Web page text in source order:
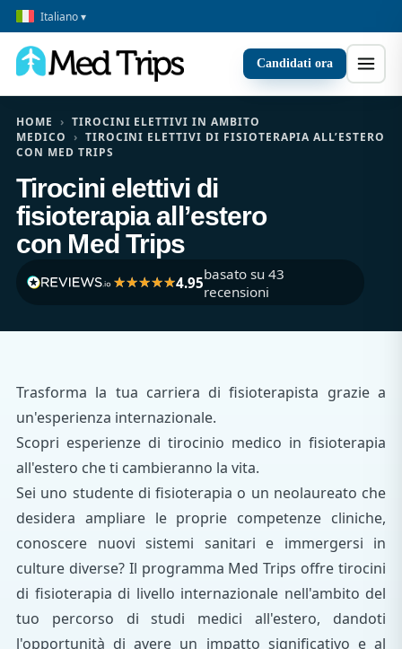
Italiano ▾
Candidati ora
HOME › TIROCINI ELETTIVI IN AMBITO
MEDICO
› TIROCINI ELETTIVI DI FISIOTERAPIA ALL’ESTERO
CON MED TRIPS
Tirocini elettivi di
fisioterapia all’estero
con Med Trips
4.95basato su 43
recensioni
Trasforma la tua carriera di fisioterapista grazie a
un'esperienza internazionale.
Scopri esperienze di tirocinio medico in fisioterapia
all'estero che ti cambieranno la vita.
Sei uno studente di fisioterapia o un neolaureato che
desidera ampliare le proprie competenze cliniche,
conoscere nuovi sistemi sanitari e immergersi in
culture diverse? Il programma Med Trips offre tirocini
di fisioterapia di livello internazionale nell'ambito del
tuo percorso di studi medici all'estero, dandoti
l'opportunità di avere un impatto significativo e al